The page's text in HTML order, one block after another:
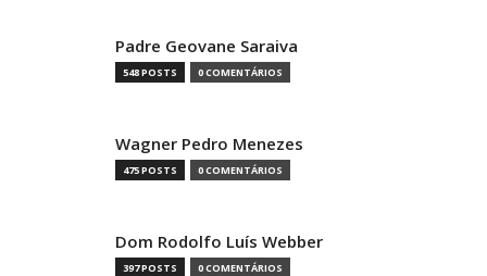
Padre Geovane Saraiva
548 POSTS 0 COMENTÁRIOS
Wagner Pedro Menezes
475 POSTS 0 COMENTÁRIOS
Dom Rodolfo Luís Webber
397 POSTS 0 COMENTÁRIOS